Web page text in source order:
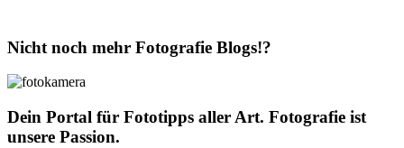
Nicht noch mehr Fotografie Blogs!?
Dein Portal für Fototipps aller Art. Fotografie ist
unsere Passion.